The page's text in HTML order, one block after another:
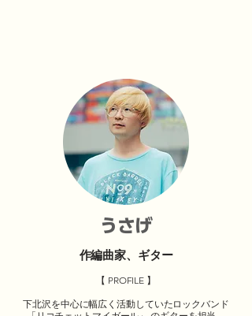
うさげ
作編曲家、ギター
【 PROFILE 】
下北沢を中心に幅広く活動していたロックバンド